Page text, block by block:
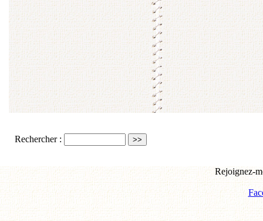
Rechercher :
Rejoignez-